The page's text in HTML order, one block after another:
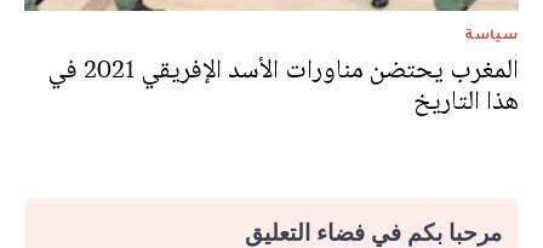
سياسة
المغرب يحتضن مناورات الأسد الإفريقي 2021 في
هذا التاريخ
مرحبا بكم في فضاء التعليق